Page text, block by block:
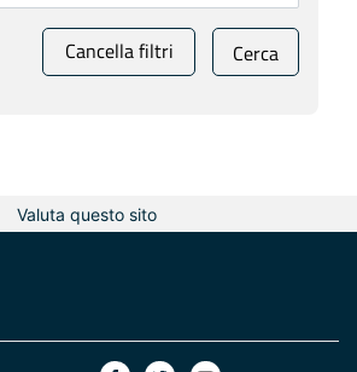
Cancella filtri Cerca
Valuta questo sito